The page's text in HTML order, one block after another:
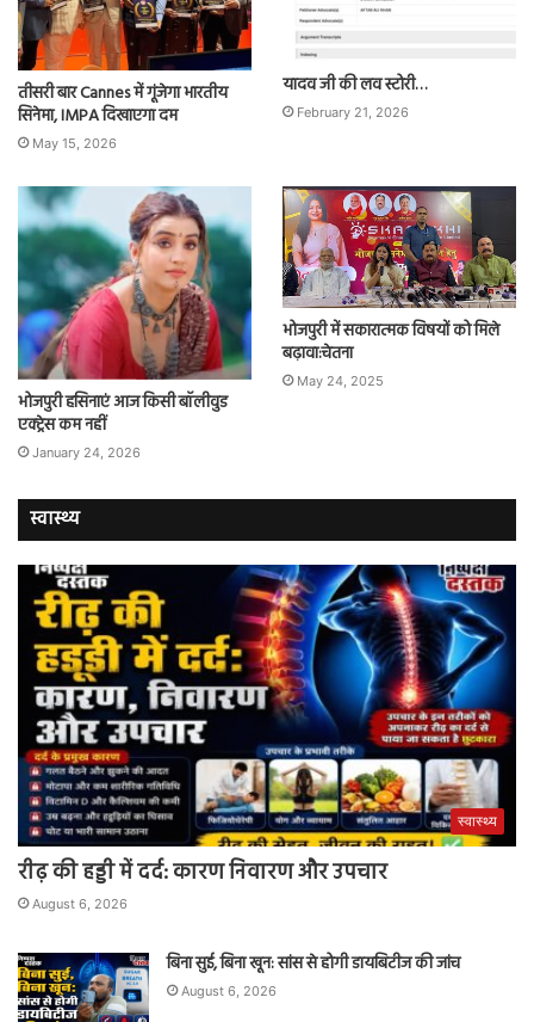
तीसरी बार Cannes में गूंजेगा भारतीय
सिनेमा, IMPA दिखाएगा दम
May 15, 2026
यादव जी की लव स्टोरी…
February 21, 2026
भोजपुरी हसिनाएं आज किसी बॉलीवुड
एक्ट्रेस कम नहीं
January 24, 2026
भोजपुरी में सकारात्मक विषयों को मिले
बढ़ावा:चेतना
May 24, 2025
स्वास्थ्य
स्वास्थ्य
रीढ़ की हड्डी में दर्द: कारण निवारण और उपचार
August 6, 2026
बिना सुई, बिना खून: सांस से होगी डायबिटीज की जांच
August 6, 2026